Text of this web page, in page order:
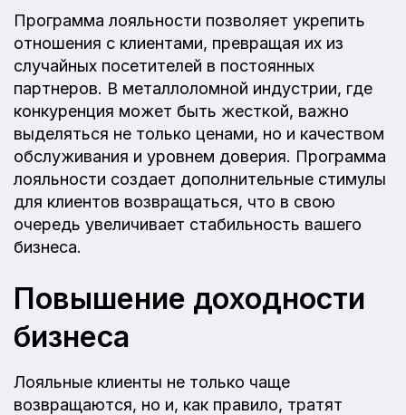
Программа лояльности позволяет укрепить
отношения с клиентами, превращая их из
случайных посетителей в постоянных
партнеров. В металлоломной индустрии, где
конкуренция может быть жесткой, важно
выделяться не только ценами, но и качеством
обслуживания и уровнем доверия. Программа
лояльности создает дополнительные стимулы
для клиентов возвращаться, что в свою
очередь увеличивает стабильность вашего
бизнеса.
Повышение доходности
бизнеса
Лояльные клиенты не только чаще
возвращаются, но и, как правило, тратят